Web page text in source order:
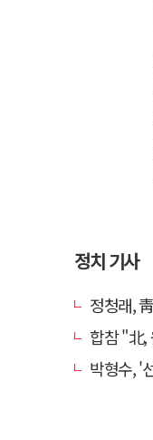
정치 기사
정청래, 靑
합참 "北,
박형수, '